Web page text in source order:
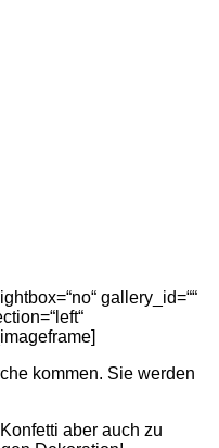
gallery_id=““
kommen. Sie werden
aber auch zu